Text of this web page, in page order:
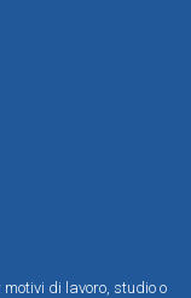
motivi di lavoro, studio o